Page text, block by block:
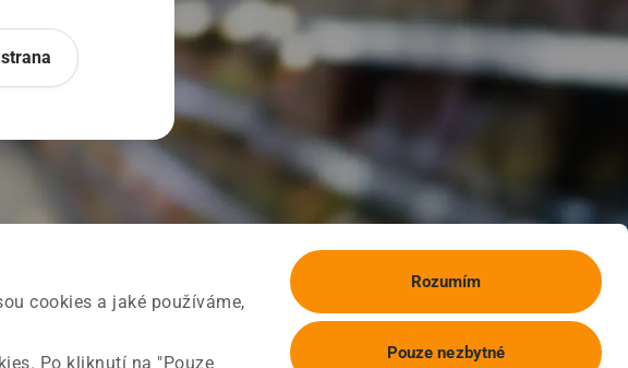
cookies a jaké používáme,
Po kliknutí na "Pouze
Rozumím
Pouze nezbytné